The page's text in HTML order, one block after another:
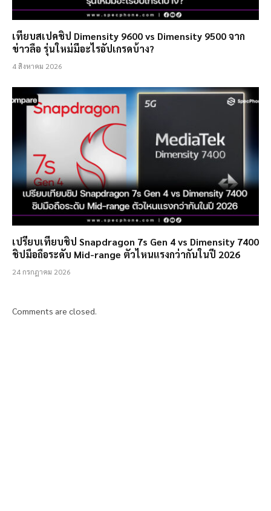
เทียบสเปคชิป Dimensity 9600 vs Dimensity 9500 จาก
ข่าวลือ รุ่นใหม่มีอะไรอัปเกรดบ้าง?
4 สิงหาคม 2026
เปรียบเทียบชิป Snapdragon 7s Gen 4 vs Dimensity 7400
ชิปมือถือระดับ Mid-range ตัวไหนแรงกว่ากันในปี 2026
24 กรกฎาคม 2026
Comments are closed.